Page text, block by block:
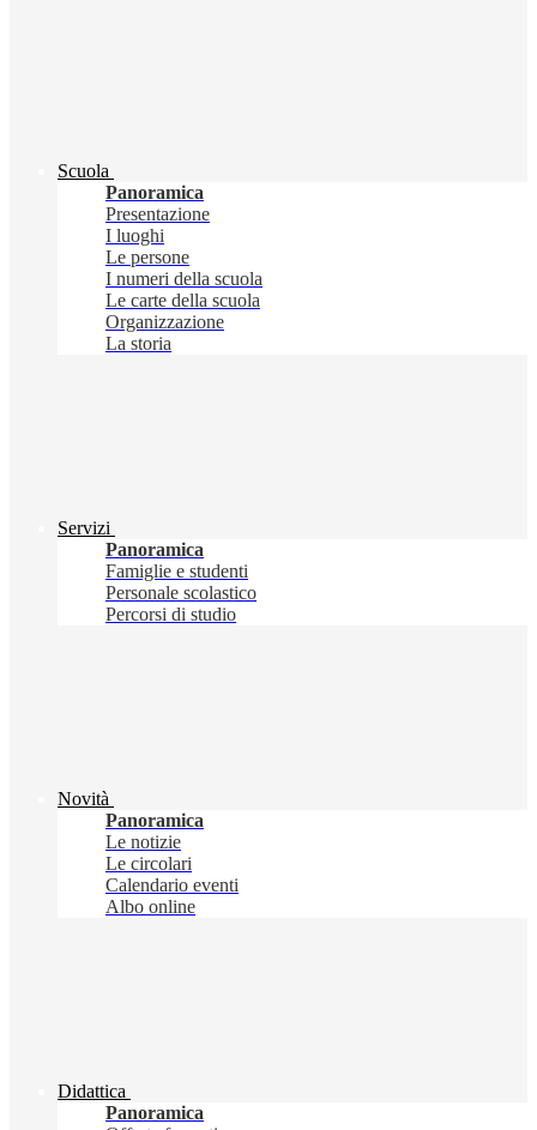
Scuola
Panoramica
Presentazione
I luoghi
Le persone
I numeri della scuola
Le carte della scuola
Organizzazione
La storia
Servizi
Panoramica
Famiglie e studenti
Personale scolastico
Percorsi di studio
Novità
Panoramica
Le notizie
Le circolari
Calendario eventi
Albo online
Didattica
Panoramica